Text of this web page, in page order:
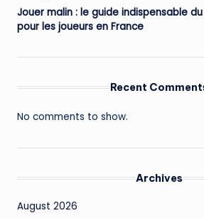
Jouer malin : le guide indispensable
pour les joueurs en France
Recent
No comments to show.
Archives
August 2026